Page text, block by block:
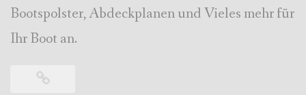
Bootspolster, Abdeckplanen und Vieles mehr für
Ihr Boot an.